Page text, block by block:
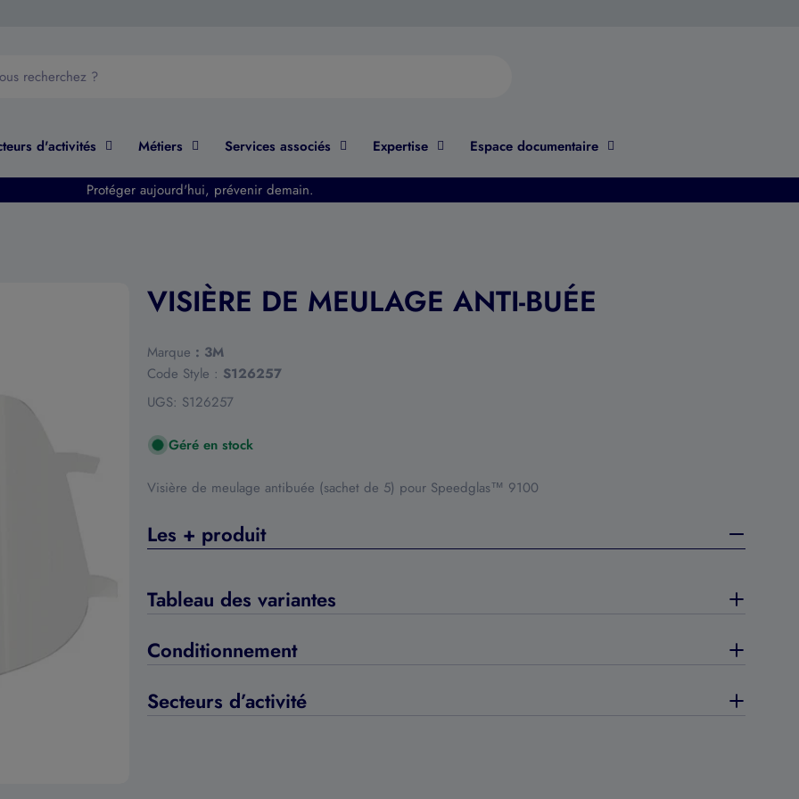
d'activités Métiers Services associés Expertise Espace documentaire
Protéger aujourd'hui, prévenir demain.
VISIÈRE DE MEULAGE ANTI-BUÉE
Marque : 3M
Code Style : S126257
UGS: S126257
Géré en stock
Visière de meulage antibuée (sachet de 5) pour Speedglas™ 9100
Les + produit
Tableau des variantes
Conditionnement
Secteurs d’activité